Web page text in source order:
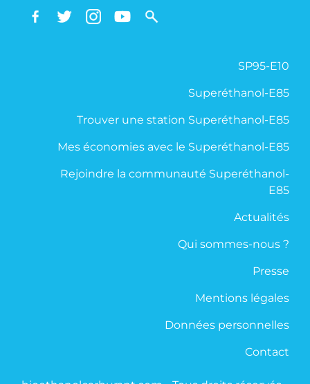
SP95-E10
Superéthanol-E85
Trouver une station Superéthanol-E85
Mes économies avec le Superéthanol-E85
Rejoindre la communauté Superéthanol-
E85
Actualités
Qui sommes-nous ?
Presse
Mentions légales
Données personnelles
Contact